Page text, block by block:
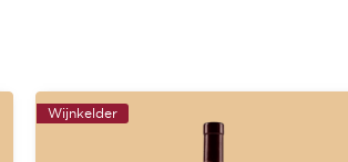
Wijnkelder